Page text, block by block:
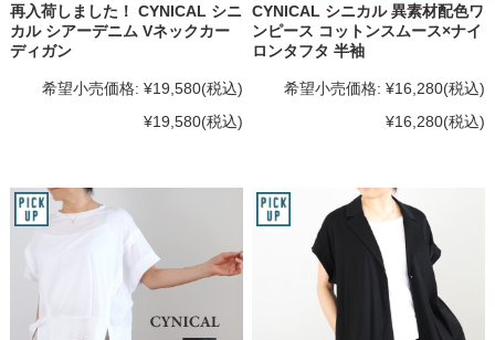
再入荷しました！ CYNICAL シニ
カル シアーデニム Vネックカー
ディガン
希望小売価格: ¥19,580(税込)
¥19,580(税込)
CYNICAL シニカル 異素材配色ワ
ンピース コットンスムース×ナイ
ロンタフタ 半袖
希望小売価格: ¥16,280(税込)
¥16,280(税込)